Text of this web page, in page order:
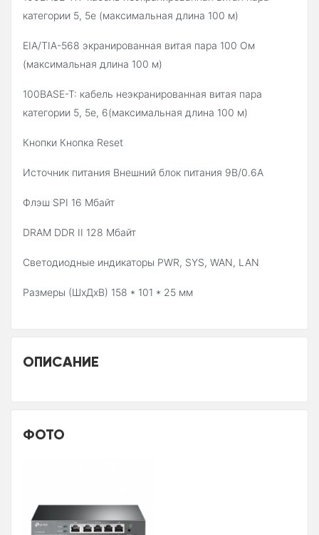
категории 5, 5е (максимальная длина 100 м)
EIA/TIA-568 экранированная витая пара 100 Ом
(максимальная длина 100 м)
100BASE-T: кабель неэкранированная витая пара
категории 5, 5е, 6(максимальная длина 100 м)
Кнопки Кнопка Reset
Источник питания Внешний блок питания 9В/0.6А
Флэш SPI 16 Мбайт
DRAM DDR II 128 Мбайт
Светодиодные индикаторы PWR, SYS, WAN, LAN
Размеры (ШхДхВ) 158 * 101 * 25 мм
ОПИСАНИЕ
ФОТО